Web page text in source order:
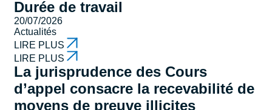
Durée de travail
20/07/2026
Actualités
LIRE PLUS
LIRE PLUS
La jurisprudence des Cours
d’appel consacre la recevabilité de
moyens de preuve illicites